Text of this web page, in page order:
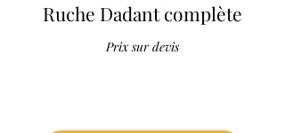
Ruche Dadant complète
Prix sur devis